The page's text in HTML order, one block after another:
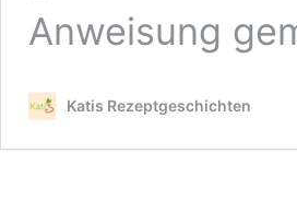
Anweisung
Katis Rezeptgeschichten